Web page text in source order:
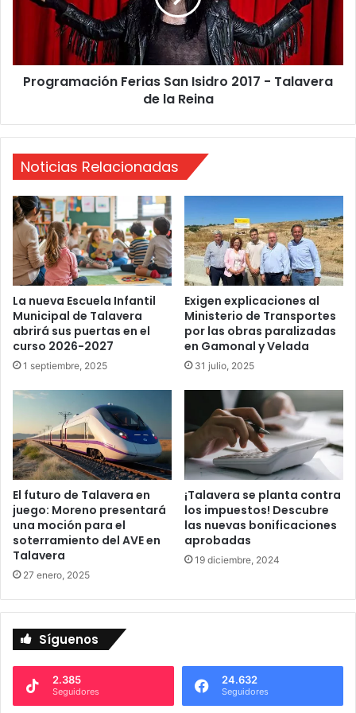
F
c
i
a
s
S
n
I
s
i
d
r
o
0
7
-
T
a
l
a
v
e
a
d
e
l
a
R
Programación Ferias San Isidro 2017 - Talavera
de la Reina
Noticias Relacionadas
La nueva Escuela Infantil
Municipal de Talavera
abrirá sus puertas en el
curso 2026-2027
1 septiembre, 2025
Exigen explicaciones al
Ministerio de Transportes
por las obras paralizadas
en Gamonal y Velada
31 julio, 2025
El futuro de Talavera en
juego: Moreno presentará
una moción para el
soterramiento del AVE en
Talavera
27 enero, 2025
¡Talavera se planta contra
los impuestos! Descubre
las nuevas bonificaciones
aprobadas
19 diciembre, 2024
Síguenos
2.385
Seguidores
24.632
Seguidores